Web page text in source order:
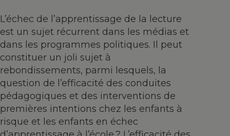
L’échec de l’apprentissage de la lecture
est un sujet récurrent dans les médias et
dans les programmes politiques. Il peut
constituer un joli sujet à
rebondissements, parmi lesquels, la
question de l’efficacité des conduites
pédagogiques et des interventions de
premières intentions chez les enfants à
risque et les enfants en échec